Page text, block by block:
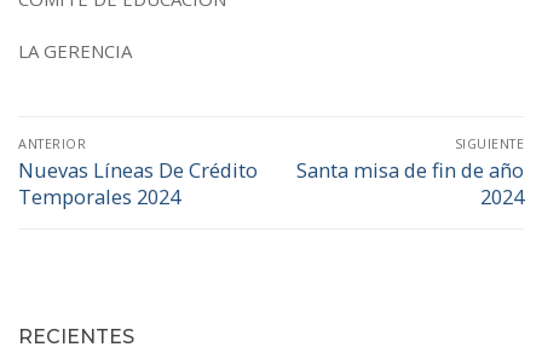
LA GERENCIA
Navegación
de
entradas
ANTERIOR
Entrada
anterior:
Nuevas Líneas De Crédito
Temporales 2024
SIGUIENTE
Entrada
Santa misa de fin de año
2024
RECIENTES